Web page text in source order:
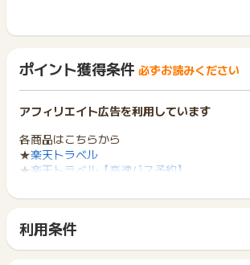
ポイント獲得条件 必ずお読みください
アフィリエイト広告を利用しています
各商品はこちらから
★楽天トラベル
★楽天トラベル【高速バス予約】
★楽天トラベル【JAL楽パック】
★楽天トラベル【レンタカー予約】
利用条件